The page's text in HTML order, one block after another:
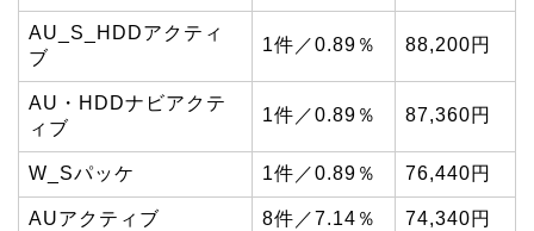
AU_S_HDDアクティ
ブ
1件／0.89％ 88,200円
AU・HDDナビアクテ
ィブ
1件／0.89％ 87,360円
W_Sパッケ 1件／0.89％ 76,440円
AUアクティブ 8件／7.14％ 74,340円